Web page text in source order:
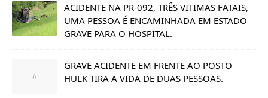
ACIDENTE NA PR-092, TRÊS VITIMAS FATAIS,
UMA PESSOA É ENCAMINHADA EM ESTADO
GRAVE PARA O HOSPITAL.
GRAVE ACIDENTE EM FRENTE AO POSTO
HULK TIRA A VIDA DE DUAS PESSOAS.